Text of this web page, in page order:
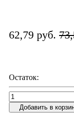
62,79 руб.
Остаток:
Добавить в